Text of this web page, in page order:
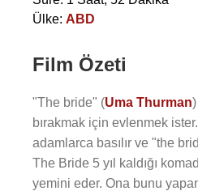
Ülke: ABD
Film Özeti
"The bride" (Uma Thurman
bırakmak için evlenmek
adamlarca basılır ve "the
The Bride 5 yıl kaldığı
yemini eder. Ona bunu